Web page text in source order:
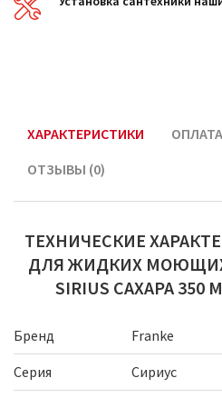
ХАРАКТЕРИСТИКИ
ОТЗЫВЫ (0)
ТЕХНИЧЕСКИЕ
ДЛЯ ЖИДКИХ МОЮЩИХ
SIRIUS САХАРА 350
Бренд
Franke
Серия
Сириус